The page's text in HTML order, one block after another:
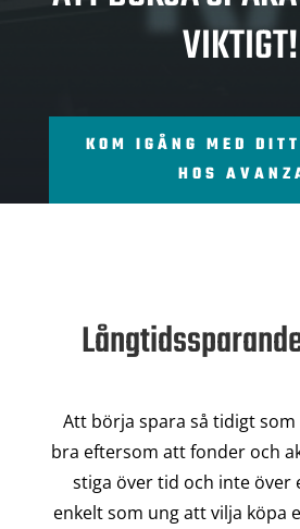
VIKTIGT!
KOM IGÅNG MED
HOS
Att börja spara så tidigt
bra eftersom att fonder och
stiga över tid och inte över
enkelt som ung att vilja köpa